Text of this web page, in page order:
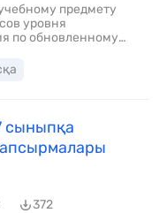
предмету
уровня
по обновленному
сыныпқа
372